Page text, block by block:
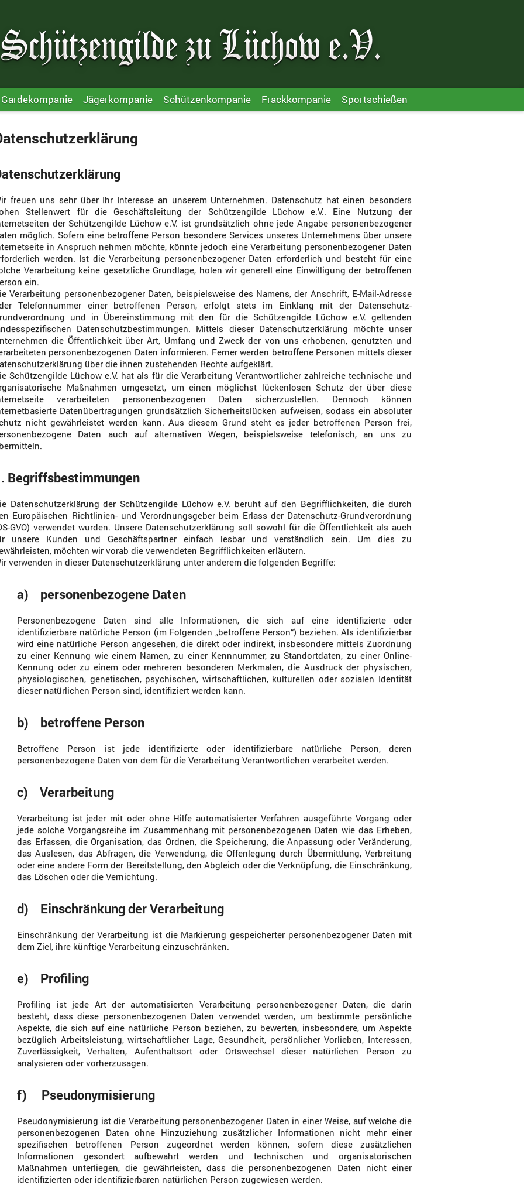
Gardekompanie Jägerkompanie Schützenkompanie Frackkompanie Sportschießen
freuen uns sehr über Ihr Interesse an unserem Unternehmen. Datenschutz hat einen besonders
Stellenwert für die Geschäftsleitung der Schützengilde Lüchow e.V.. Eine Nutzung der
der Schützengilde Lüchow e.V. ist grundsätzlich ohne jede Angabe personenbezogener
möglich. Sofern eine betroffene Person besondere Services unseres Unternehmens über unsere
in Anspruch nehmen möchte, könnte jedoch eine Verarbeitung personenbezogener Daten
werden. Ist die Verarbeitung personenbezogener Daten erforderlich und besteht für eine
Verarbeitung keine gesetzliche Grundlage, holen wir generell eine Einwilligung der betroffenen
ein.
Verarbeitung personenbezogener Daten, beispielsweise des Namens, der Anschrift, E-Mail-Adresse
Telefonnummer einer betroffenen Person, erfolgt stets im Einklang mit der Datenschutz-
und in Übereinstimmung mit den für die Schützengilde Lüchow e.V. geltenden
Datenschutzbestimmungen. Mittels dieser Datenschutzerklärung möchte unser
die Öffentlichkeit über Art, Umfang und Zweck der von uns erhobenen, genutzten und
personenbezogenen Daten informieren. Ferner werden betroffene Personen mittels dieser
über die ihnen zustehenden Rechte aufgeklärt.
Schützengilde Lüchow e.V. hat als für die Verarbeitung Verantwortlicher zahlreiche technische und
Maßnahmen umgesetzt, um einen möglichst lückenlosen Schutz der über diese
verarbeiteten personenbezogenen Daten sicherzustellen. Dennoch können
Datenübertragungen grundsätzlich Sicherheitslücken aufweisen, sodass ein absoluter
nicht gewährleistet werden kann. Aus diesem Grund steht es jeder betroffenen Person frei,
Daten auch auf alternativen Wegen, beispielsweise telefonisch, an uns zu
Begriffsbestimmungen
Datenschutzerklärung der Schützengilde Lüchow e.V. beruht auf den Begrifflichkeiten, die durch
Europäischen Richtlinien- und Verordnungsgeber beim Erlass der Datenschutz-Grundverordnung
GVO) verwendet wurden. Unsere Datenschutzerklärung soll sowohl für die Öffentlichkeit als auch
unsere Kunden und Geschäftspartner einfach lesbar und verständlich sein. Um dies zu
möchten wir vorab die verwendeten Begrifflichkeiten erläutern.
verwenden in dieser Datenschutzerklärung unter anderem die folgenden Begriffe:
a) personenbezogene Daten
Personenbezogene Daten sind alle Informationen, die sich auf eine identifizierte oder
identifizierbare natürliche Person (im Folgenden „betroffene Person“) beziehen. Als identifizierbar
wird eine natürliche Person angesehen, die direkt oder indirekt, insbesondere mittels Zuordnung
zu einer Kennung wie einem Namen, zu einer Kennnummer, zu Standortdaten, zu einer Online-
Kennung oder zu einem oder mehreren besonderen Merkmalen, die Ausdruck der physischen,
physiologischen, genetischen, psychischen, wirtschaftlichen, kulturellen oder sozialen Identität
dieser natürlichen Person sind, identifiziert werden kann.
b) betroffene Person
Betroffene Person ist jede identifizierte oder identifizierbare natürliche Person, deren
personenbezogene Daten von dem für die Verarbeitung Verantwortlichen verarbeitet werden.
c) Verarbeitung
Verarbeitung ist jeder mit oder ohne Hilfe automatisierter Verfahren ausgeführte Vorgang oder
jede solche Vorgangsreihe im Zusammenhang mit personenbezogenen Daten wie das Erheben,
das Erfassen, die Organisation, das Ordnen, die Speicherung, die Anpassung oder Veränderung,
das Auslesen, das Abfragen, die Verwendung, die Offenlegung durch Übermittlung, Verbreitung
oder eine andere Form der Bereitstellung, den Abgleich oder die Verknüpfung, die Einschränkung,
das Löschen oder die Vernichtung.
d) Einschränkung der Verarbeitung
Einschränkung der Verarbeitung ist die Markierung gespeicherter personenbezogener Daten mit
dem Ziel, ihre künftige Verarbeitung einzuschränken.
e) Profiling
Profiling ist jede Art der automatisierten Verarbeitung personenbezogener Daten, die darin
besteht, dass diese personenbezogenen Daten verwendet werden, um bestimmte persönliche
Aspekte, die sich auf eine natürliche Person beziehen, zu bewerten, insbesondere, um Aspekte
bezüglich Arbeitsleistung, wirtschaftlicher Lage, Gesundheit, persönlicher Vorlieben, Interessen,
Zuverlässigkeit, Verhalten, Aufenthaltsort oder Ortswechsel dieser natürlichen Person zu
analysieren oder vorherzusagen.
f) Pseudonymisierung
Pseudonymisierung ist die Verarbeitung personenbezogener Daten in einer Weise, auf welche die
personenbezogenen Daten ohne Hinzuziehung zusätzlicher Informationen nicht mehr einer
spezifischen betroffenen Person zugeordnet werden können, sofern diese zusätzlichen
Informationen gesondert aufbewahrt werden und technischen und organisatorischen
Maßnahmen unterliegen, die gewährleisten, dass die personenbezogenen Daten nicht einer
identifizierten oder identifizierbaren natürlichen Person zugewiesen werden.